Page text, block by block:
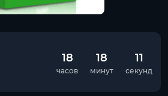
18
часов
18
минут
11
секунд